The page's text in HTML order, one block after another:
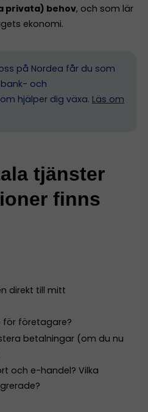
privata) behov, och som lär
ekonomi.
på Nordea får du som
och
hjälper dig växa. Läs om
tjänster
finns
direkt till mitt
för företagare?
betalningar (om du nu
och e-handel? Vilka